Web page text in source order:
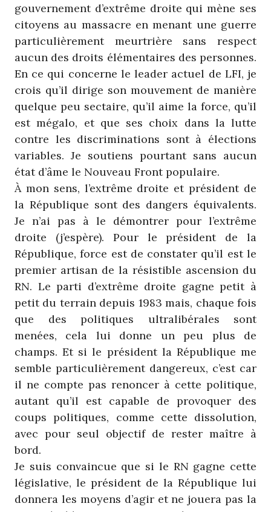
gouvernement d’extrême droite qui mène ses
citoyens au massacre en menant une guerre
particulièrement meurtrière sans respect
aucun des droits élémentaires des personnes.
En ce qui concerne le leader actuel de LFI, je
crois qu’il dirige son mouvement de manière
quelque peu sectaire, qu’il aime la force, qu’il
est mégalo, et que ses choix dans la lutte
contre les discriminations sont à élections
variables. Je soutiens pourtant sans aucun
état d’âme le Nouveau Front populaire.
À mon sens, l’extrême droite et président de
la République sont des dangers équivalents.
Je n’ai pas à le démontrer pour l’extrême
droite (j’espère). Pour le président de la
République, force est de constater qu’il est le
premier artisan de la résistible ascension du
RN. Le parti d’extrême droite gagne petit à
petit du terrain depuis 1983 mais, chaque fois
que des politiques ultralibérales sont
menées, cela lui donne un peu plus de
champs. Et si le président la République me
semble particulièrement dangereux, c’est car
il ne compte pas renoncer à cette politique,
autant qu’il est capable de provoquer des
coups politiques, comme cette dissolution,
avec pour seul objectif de rester maître à
bord.
Je suis convaincue que si le RN gagne cette
législative, le président de la République lui
donnera les moyens d’agir et ne jouera pas la